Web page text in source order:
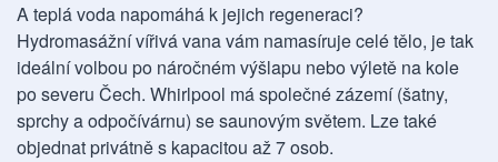
A teplá voda napomáhá k jejich regeneraci?
Hydromasážní vířivá vana vám namasíruje celé tělo, je tak
ideální volbou po náročném výšlapu nebo výletě na kole
po severu Čech. Whirlpool má společné zázemí (šatny,
sprchy a odpočívárnu) se saunovým světem. Lze také
objednat privátně s kapacitou až 7 osob.